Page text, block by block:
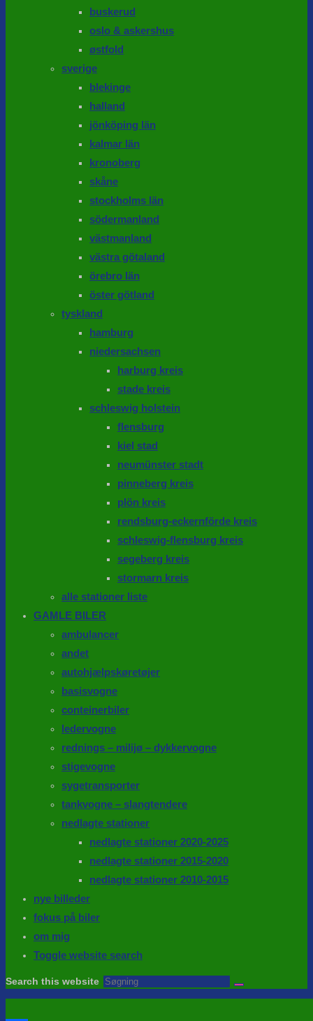
buskerud
oslo & askershus
østfold
sverige
blekinge
halland
jönköping län
kalmar län
kronoberg
skåne
stockholms län
södermanland
västmanland
västra götaland
örebro län
öster götland
tyskland
hamburg
niedersachsen
harburg kreis
stade kreis
schleswig holstein
flensburg
kiel stad
neumünster stadt
pinneberg kreis
plön kreis
rendsburg-eckernförde kreis
schleswig-flensburg kreis
segeberg kreis
stormarn kreis
alle stationer liste
GAMLE BILER
ambulancer
andet
autohjælpskøretøjer
basisvogne
conteinerbiler
ledervogne
rednings – milijø – dykkervogne
stigevogne
sygetransporter
tankvogne – slangtendere
nedlagte stationer
nedlagte stationer 2020-2025
nedlagte stationer 2015-2020
nedlagte stationer 2010-2015
nye billeder
fokus på biler
om mig
Toggle website search
Search this website